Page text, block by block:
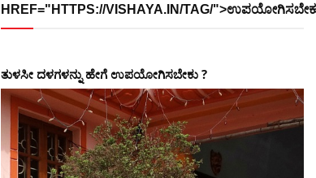
HREF="HTTPS://VISHAYA.IN/TAG/
ತುಳಸೀ ದಳಗಳನ್ನು ಹೇಗೆ ಉಪಯೋಗಿಸಬೇಕು ?